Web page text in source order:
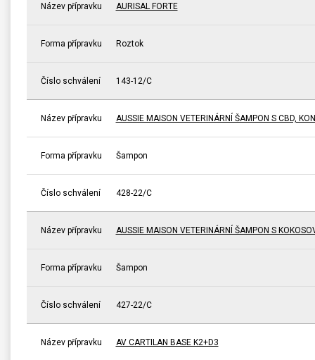
Název přípravku AURISAL FORTE
Forma přípravku Roztok
Číslo schválení 143-12/C
Název přípravku AUSSIE MAISON VETERINÁRNÍ ŠAMPON S CBD,
Forma přípravku Šampon
Číslo schválení 428-22/C
Název přípravku AUSSIE MAISON VETERINÁRNÍ ŠAMPON S
Forma přípravku Šampon
Číslo schválení 427-22/C
Název přípravku AV CARTILAN BASE K2+D3